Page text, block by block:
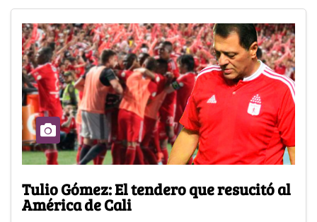
Tulio Gómez: El tendero que resucitó al
América de Cali